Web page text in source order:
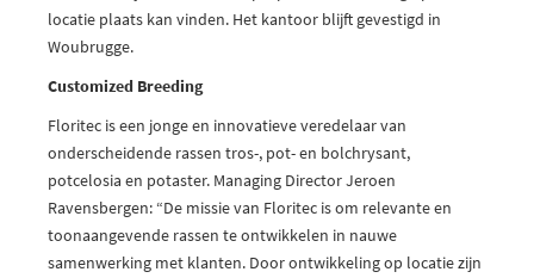
locatie plaats kan vinden. Het kantoor blijft gevestigd in
Woubrugge.
Customized Breeding
Floritec is een jonge en innovatieve veredelaar van
onderscheidende rassen tros-, pot- en bolchrysant,
potcelosia en potaster. Managing Director Jeroen
Ravensbergen: “De missie van Floritec is om relevante en
toonaangevende rassen te ontwikkelen in nauwe
samenwerking met klanten. Door ontwikkeling op locatie zijn